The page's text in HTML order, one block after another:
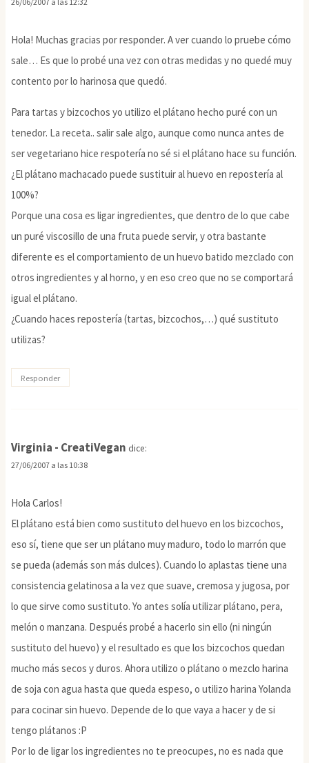
Hola! Muchas gracias por responder. A ver cuando lo pruebe cómo
sale… Es que lo probé una vez con otras medidas y no quedé muy
contento por lo harinosa que quedó.
Para tartas y bizcochos yo utilizo el plátano hecho puré con un
tenedor. La receta.. salir sale algo, aunque como nunca antes de
ser vegetariano hice respotería no sé si el plátano hace su función.
¿El plátano machacado puede sustituir al huevo en repostería al
100%?
Porque una cosa es ligar ingredientes, que dentro de lo que cabe
un puré viscosillo de una fruta puede servir, y otra bastante
diferente es el comportamiento de un huevo batido mezclado con
otros ingredientes y al horno, y en eso creo que no se comportará
igual el plátano.
¿Cuando haces repostería (tartas, bizcochos,…) qué sustituto
utilizas?
Responder
Virginia - CreatiVegan dice:
27/06/2007 a las 10:38
Hola Carlos!
El plátano está bien como sustituto del huevo en los bizcochos,
eso sí, tiene que ser un plátano muy maduro, todo lo marrón que
se pueda (además son más dulces). Cuando lo aplastas tiene una
consistencia gelatinosa a la vez que suave, cremosa y jugosa, por
lo que sirve como sustituto. Yo antes solía utilizar plátano, pera,
melón o manzana. Después probé a hacerlo sin ello (ni ningún
sustituto del huevo) y el resultado es que los bizcochos quedan
mucho más secos y duros. Ahora utilizo o plátano o mezclo harina
de soja con agua hasta que queda espeso, o utilizo harina Yolanda
para cocinar sin huevo. Depende de lo que vaya a hacer y de si
tengo plátanos :P
Por lo de ligar los ingredientes no te preocupes, no es nada que